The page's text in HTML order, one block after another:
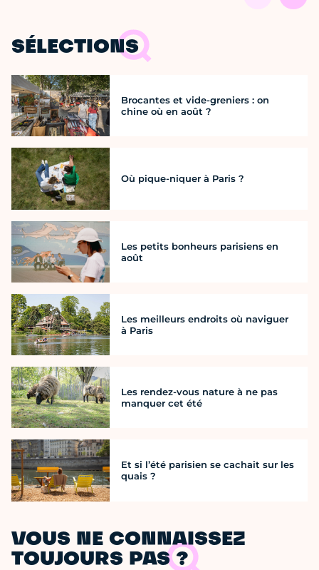
SÉLECTIONS
Brocantes et vide-greniers : on
chine où en août ?
Où pique-niquer à Paris ?
Les petits bonheurs parisiens en
août
Les meilleurs endroits où naviguer
à Paris
Les rendez-vous nature à ne pas
manquer cet été
Et si l’été parisien se cachait sur les
quais ?
VOUS NE CONNAISSEZ
TOUJOURS PAS ?